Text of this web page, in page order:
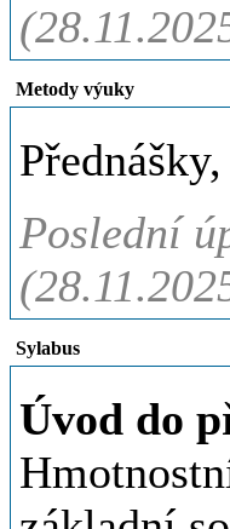
Metody výuky
Poslední
Sylabus
Úvod do